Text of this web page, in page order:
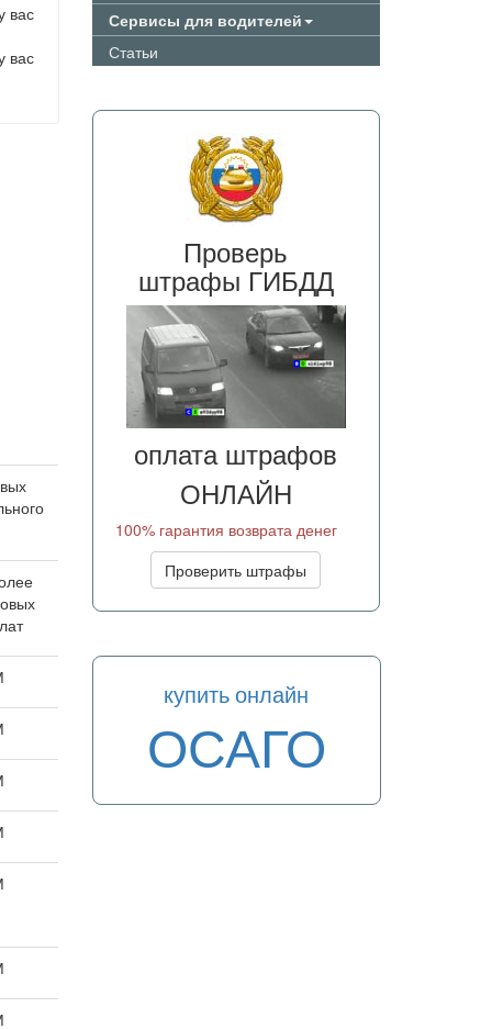
вас
вас
Сервисы для водителей
Статьи
Проверь
штрафы ГИБДД
оплата штрафов
ОНЛАЙН
100% гарантия возврата денег
Проверить штрафы
купить онлайн
ОСАГО